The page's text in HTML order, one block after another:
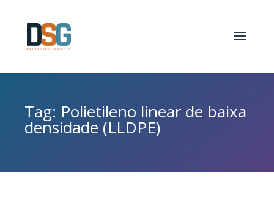
Tag: Polietileno linear de baixa
densidade (LLDPE)